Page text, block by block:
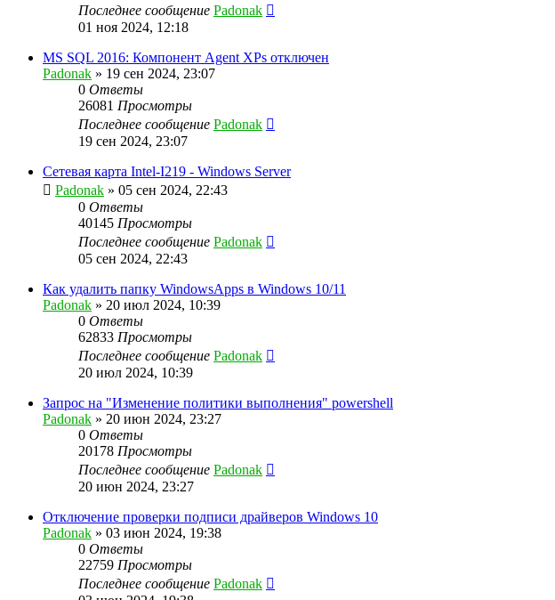
Последнее сообщение Padonak
01 ноя 2024, 12:18
MS SQL 2016: Компонент Agent XPs отключен
Padonak » 19 сен 2024, 23:07
0 Ответы
26081 Просмотры
Последнее сообщение Padonak
19 сен 2024, 23:07
Сетевая карта Intel-I219 - Windows Server
Padonak » 05 сен 2024, 22:43
0 Ответы
40145 Просмотры
Последнее сообщение Padonak
05 сен 2024, 22:43
Как удалить папку WindowsApps в Windows 10/11
Padonak » 20 июл 2024, 10:39
0 Ответы
62833 Просмотры
Последнее сообщение Padonak
20 июл 2024, 10:39
Запрос на "Изменение политики выполнения" powershell
Padonak » 20 июн 2024, 23:27
0 Ответы
20178 Просмотры
Последнее сообщение Padonak
20 июн 2024, 23:27
Отключение проверки подписи драйверов Windows 10
Padonak » 03 июн 2024, 19:38
0 Ответы
22759 Просмотры
Последнее сообщение Padonak